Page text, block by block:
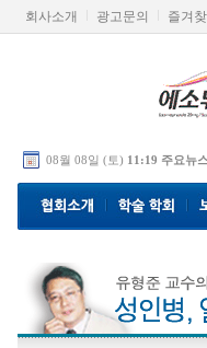
회사소개 광고문의 즐겨찾
08월 08일 (토) 11:19 주요뉴